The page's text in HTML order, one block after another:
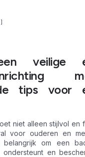
veilige
tips voor
niet alleen stijlvol en
voor ouderen en
om een
en